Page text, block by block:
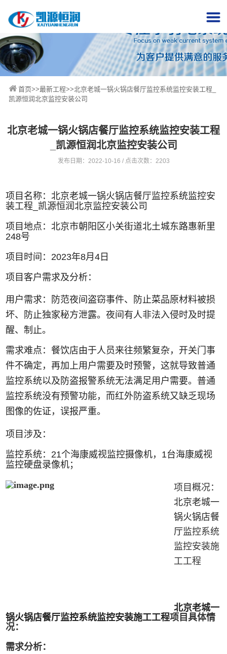
首页>>最新工程>>北京老城一锅火锅店餐厅监控系统监控安装工程_
凯源恒润​北京监控安装公司
北京老城一锅火锅店餐厅监控系统监控安装工程
_凯源恒润​北京监控安装公司
发布日期：2022-10-16 / 点击次数：2203
项目名称：北京老城一锅火锅店餐厅监控系统监控安
装工程_ 凯源恒润北京监控安装公司
项目地点：北京市朝阳区小关街道北土城东路惠新里
248号
项目时间：2023年8月4日
项目客户需求及分析：
用户需求：防范夜间盗窃事件、防止菜品原材料被损
坏、防止独家秘方泄露。夜间有人非法入侵时及时提
醒、制止。
需求难点：餐饮店由于人员来往频繁复杂，开关门事
件不确定，再加上用户需要及时预警，这就导致普通
监控系统以及防盗报警系统无法满足用户需要。普通
监控系统没有预警功能，而红外防盗系统又缺乏现场
图像的佐证，误报严重。
项目涉及：
监控系统：21个海康威视监控摄像机，1台海康威视
监控硬盘录像机；
项目概况：
北京老城一
锅火锅店餐
厅监控系统
监控安装施
工工程
北京老城一
锅火锅店餐厅监控系统监控安装施工工程项目具体情
况：
需求分析：